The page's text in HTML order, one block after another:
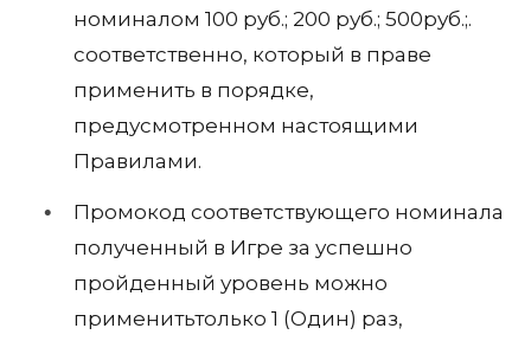
номиналом 100 руб.; 200 руб.; 500руб.;.
соответственно, который в праве
применить в порядке,
предусмотренном настоящими
Правилами.
Промокод соответствующего номинала
полученный в Игре за успешно
пройденный уровень можно
применитьтолько 1 (Один) раз,